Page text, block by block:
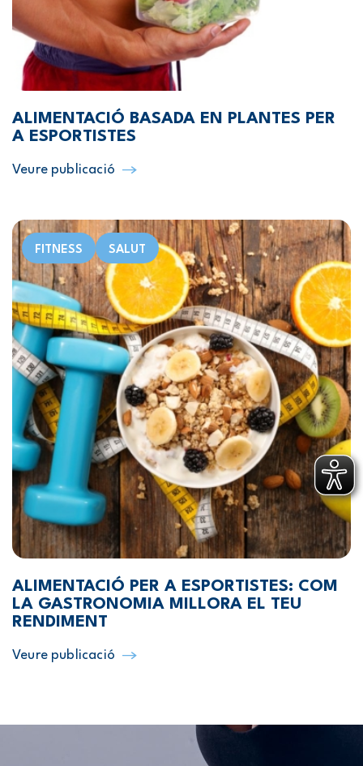
ALIMENTACIÓ BASADA EN PLANTES PER
A ESPORTISTES
Veure publicació
FITNESS SALUT
ALIMENTACIÓ PER A ESPORTISTES: COM
LA GASTRONOMIA MILLORA EL TEU
RENDIMENT
Veure publicació